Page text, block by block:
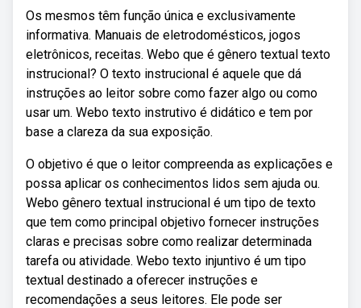
Os mesmos têm função única e exclusivamente
informativa. Manuais de eletrodomésticos, jogos
eletrônicos, receitas. Webo que é gênero textual texto
instrucional? O texto instrucional é aquele que dá
instruções ao leitor sobre como fazer algo ou como
usar um. Webo texto instrutivo é didático e tem por
base a clareza da sua exposição.
O objetivo é que o leitor compreenda as explicações e
possa aplicar os conhecimentos lidos sem ajuda ou.
Webo gênero textual instrucional é um tipo de texto
que tem como principal objetivo fornecer instruções
claras e precisas sobre como realizar determinada
tarefa ou atividade. Webo texto injuntivo é um tipo
textual destinado a oferecer instruções e
recomendações a seus leitores. Ele pode ser